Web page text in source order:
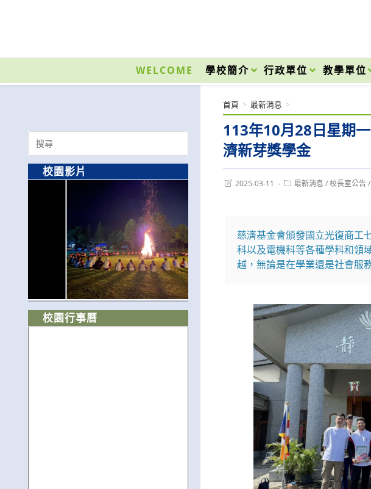
內
WELCOME 學校簡介 行政單位 教學單位
113年10月28日星期
濟新芽獎學金
首頁 > 最新消息 >
Post2025-03-11
Post最新消息 / 校長室公告 /
慈濟基金會頒發國立光復商工
科以及電機科等各種學科和領
越，無論是在學業還是社會服
Search
for:
校園影片
校園行事曆